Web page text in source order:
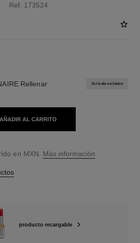
Ref. 173524
Rellenar Artículo exclusivo
AÑADIR AL CARRITO
en MXN. Más información
producto recargable